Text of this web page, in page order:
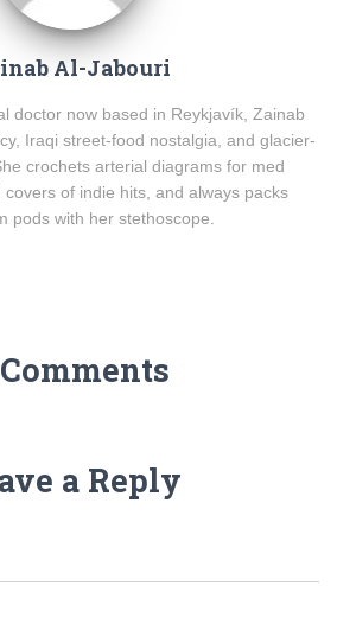
Al-Jabouri
doctor now based in Reykjavík, Zainab
Iraqi street-food nostalgia, and glacier-
crochets arterial diagrams for med
of indie hits, and always packs
pods with her stethoscope.
a Reply